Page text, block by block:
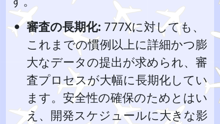
審査の長期化: 777Xに対しても、
これまでの慣例以上に詳細かつ膨
大なデータの提出が求められ、審
査プロセスが大幅に長期化してい
ます。安全性の確保のためとはい
え、開発スケジュールに大きな影